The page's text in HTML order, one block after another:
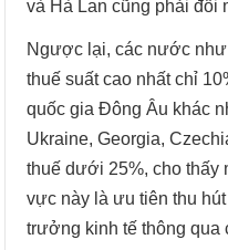
và Hà Lan cũng phải đối
Ngược lại, các nước
thuế suất cao nhất chỉ
quốc gia Đông Âu khác
Ukraine, Georgia,
thuế dưới 25%, cho thấy
vực này là ưu tiên thu
trưởng kinh tế thông qua